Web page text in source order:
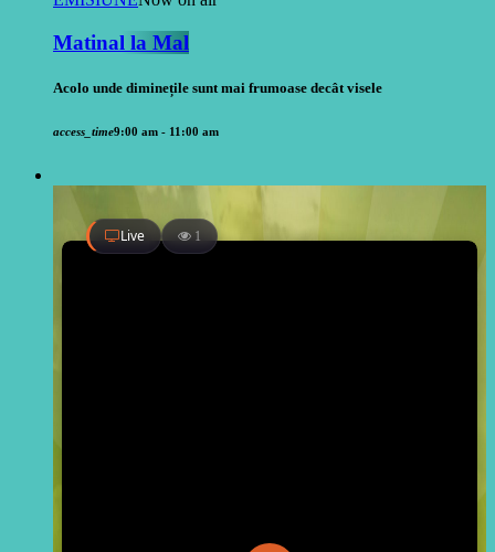
Matinal la Mal
Acolo unde diminețile sunt mai frumoase decât visele
access_time9:00 am - 11:00 am